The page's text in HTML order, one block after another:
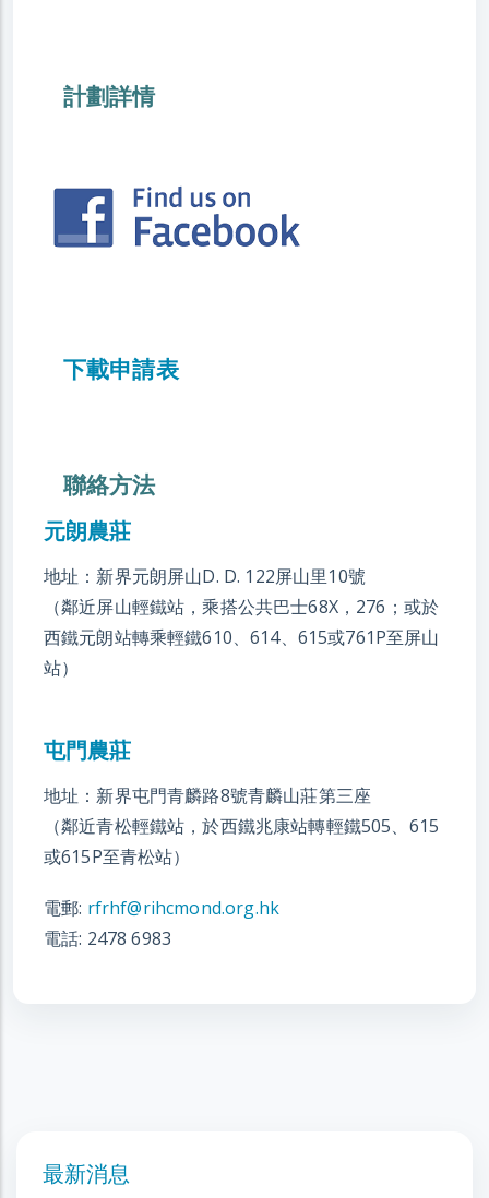
計劃詳情
下載申請表
聯絡方法
元朗農莊
地址：新界元朗屏山D. D. 122屏山里10號
（鄰近屏山輕鐵站，乘搭公共巴士68X，276；或於
西鐵元朗站轉乘輕鐵610、614、615或761P至屏山
站）
屯門農莊
地址：新界屯門青麟路8號青麟山莊第三座
（鄰近青松輕鐵站，於西鐵兆康站轉輕鐵505、615
或615P至青松站）
電郵: rfrhf@rihcmond.org.hk
電話: 2478 6983
最新消息